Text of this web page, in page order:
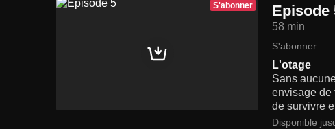
S'abonner Episode
58 min
S'abonner
L'otage
Sans
envisage de
de survivre
Disponible